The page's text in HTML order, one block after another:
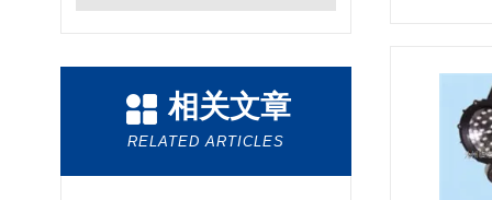
相关文章
RELATED ARTICLES